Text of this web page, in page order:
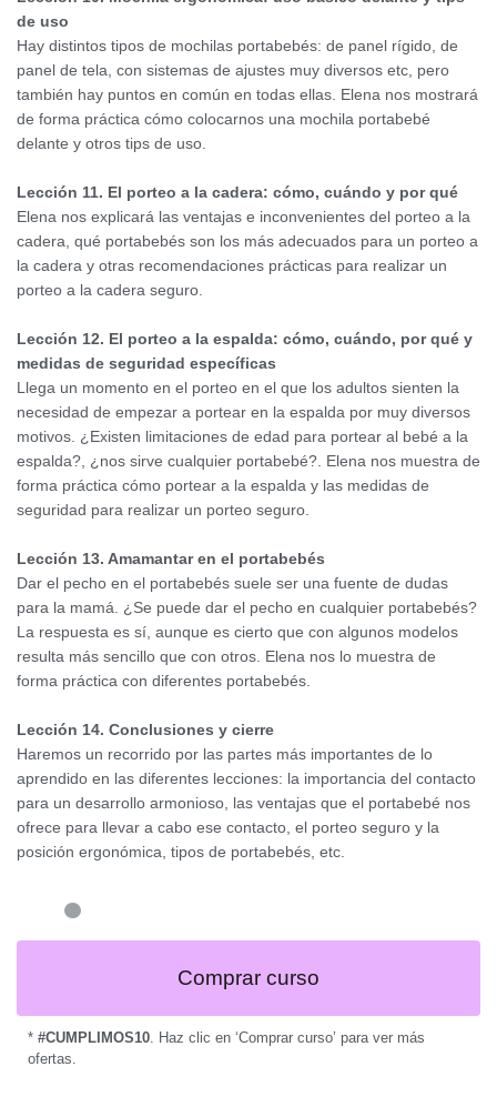
de uso
Hay distintos tipos de mochilas portabebés: de panel rígido, de
panel de tela, con sistemas de ajustes muy diversos etc, pero
también hay puntos en común en todas ellas. Elena nos mostrará
de forma práctica cómo colocarnos una mochila portabebé
delante y otros tips de uso.
Lección 11. El porteo a la cadera: cómo, cuándo y por qué
Elena nos explicará las ventajas e inconvenientes del porteo a la
cadera, qué portabebés son los más adecuados para un porteo a
la cadera y otras recomendaciones prácticas para realizar un
porteo a la cadera seguro.
Lección 12. El porteo a la espalda: cómo, cuándo, por qué y
medidas de seguridad específicas
Llega un momento en el porteo en el que los adultos sienten la
necesidad de empezar a portear en la espalda por muy diversos
motivos. ¿Existen limitaciones de edad para portear al bebé a la
espalda?, ¿nos sirve cualquier portabebé?. Elena nos muestra de
forma práctica cómo portear a la espalda y las medidas de
seguridad para realizar un porteo seguro.
Lección 13. Amamantar en el portabebés
Dar el pecho en el portabebés suele ser una fuente de dudas
para la mamá. ¿Se puede dar el pecho en cualquier portabebés?
La respuesta es sí, aunque es cierto que con algunos modelos
resulta más sencillo que con otros. Elena nos lo muestra de
forma práctica con diferentes portabebés.
Lección 14. Conclusiones y cierre
Haremos un recorrido por las partes más importantes de lo
aprendido en las diferentes lecciones: la importancia del contacto
para un desarrollo armonioso, las ventajas que el portabebé nos
ofrece para llevar a cabo ese contacto, el porteo seguro y la
posición ergonómica, tipos de portabebés, etc.
Comprar curso
* #CUMPLIMOS10 . Haz clic en ‘Comprar curso’ para ver más
ofertas.